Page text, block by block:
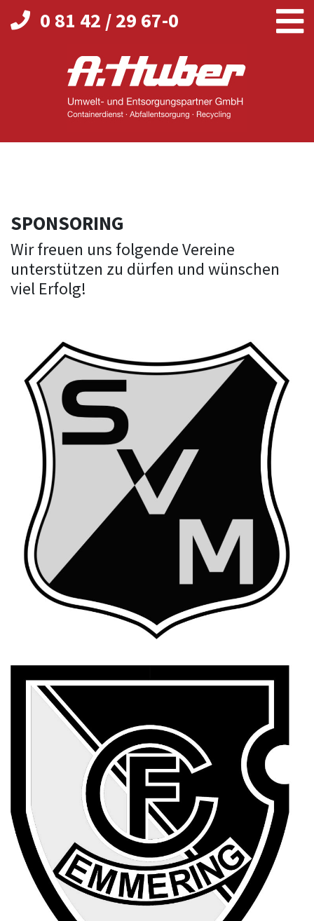
0 81 42 / 29 67-0
SPONSORING
Wir freuen uns folgende Vereine
unterstützen zu dürfen und wünschen
viel Erfolg!